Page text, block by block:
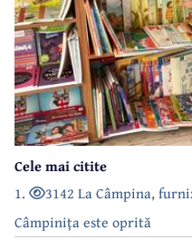
Cele mai citite
1.
3142 La Câmpina,
Câmpinița este oprită